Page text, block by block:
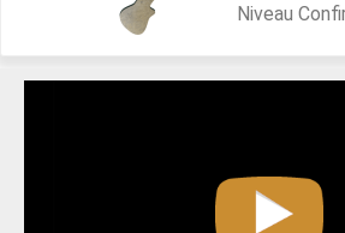
Niveau